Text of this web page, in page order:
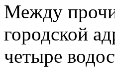
Между
городской
четыре